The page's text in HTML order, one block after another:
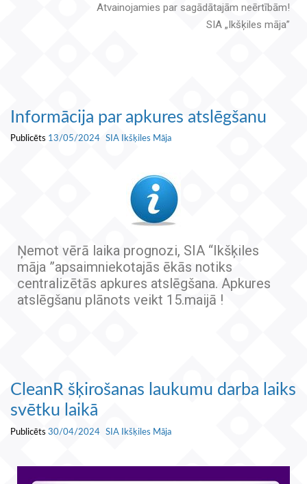
Atvainojamies par sagādātajām neērtībām!
SIA „Ikšķiles māja”
Informācija par apkures atslēgšanu
Publicēts 13/05/2024 SIA Ikšķiles Māja
Ņemot vērā laika prognozi, SIA “Ikšķiles
māja ”apsaimniekotajās ēkās notiks
centralizētās apkures atslēgšana. Apkures
atslēgšanu plānots veikt 15.maijā !
CleanR šķirošanas laukumu darba laiks
svētku laikā
Publicēts 30/04/2024 SIA Ikšķiles Māja